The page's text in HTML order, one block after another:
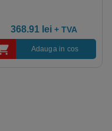
368.91 lei + TVA
Adauga in cos